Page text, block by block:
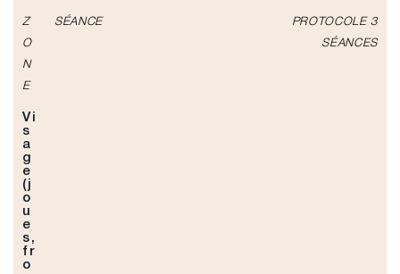
Z
O
N
E
SÉANCE PROTOCOLE 3
SÉANCES
Vi
s
a
g
e
(j
o
u
e
s,
fr
o